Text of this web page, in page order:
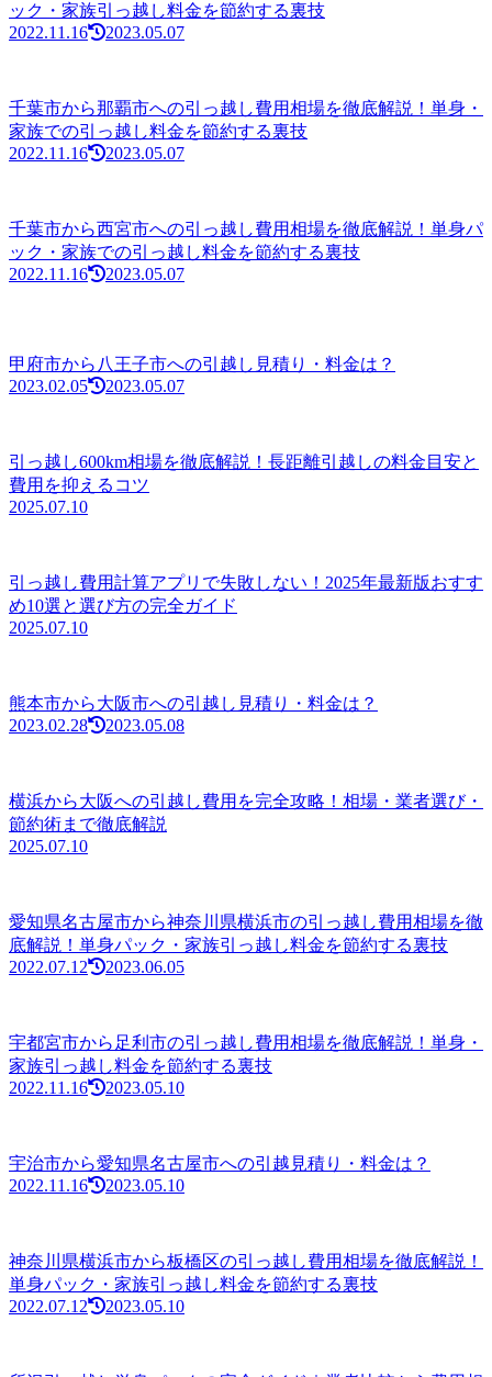
ック・家族引っ越し料金を節約する裏技
2022.11.16
2023.05.07
千葉市から那覇市への引っ越し費用相場を徹底解説！単身・
家族での引っ越し料金を節約する裏技
2022.11.16
2023.05.07
千葉市から西宮市への引っ越し費用相場を徹底解説！単身パ
ック・家族での引っ越し料金を節約する裏技
2022.11.16
2023.05.07
甲府市から八王子市への引越し見積り・料金は？
2023.02.05
2023.05.07
引っ越し600km相場を徹底解説！長距離引越しの料金目安と
費用を抑えるコツ
2025.07.10
引っ越し費用計算アプリで失敗しない！2025年最新版おすす
め10選と選び方の完全ガイド
2025.07.10
熊本市から大阪市への引越し見積り・料金は？
2023.02.28
2023.05.08
横浜から大阪への引越し費用を完全攻略！相場・業者選び・
節約術まで徹底解説
2025.07.10
愛知県名古屋市から神奈川県横浜市の引っ越し費用相場を徹
底解説！単身パック・家族引っ越し料金を節約する裏技
2022.07.12
2023.06.05
宇都宮市から足利市の引っ越し費用相場を徹底解説！単身・
家族引っ越し料金を節約する裏技
2022.11.16
2023.05.10
宇治市から愛知県名古屋市への引越見積り・料金は？
2022.11.16
2023.05.10
神奈川県横浜市から板橋区の引っ越し費用相場を徹底解説！
単身パック・家族引っ越し料金を節約する裏技
2022.07.12
2023.05.10